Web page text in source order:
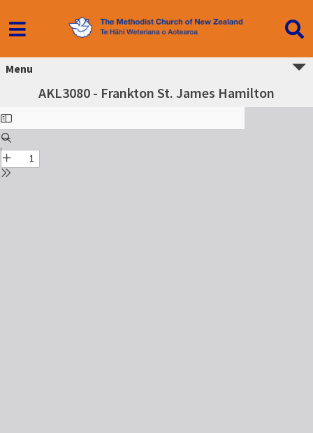
Menu
AKL3080 - Frankton St. James Hamilton